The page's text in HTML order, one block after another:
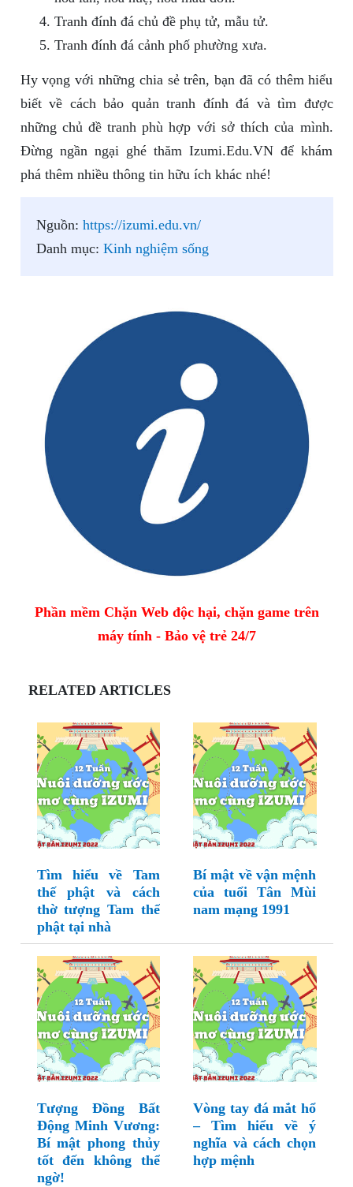
Tranh đính đá chủ đề phụ tử, mẫu tử.
Tranh đính đá cảnh phố phường xưa.
Hy vọng với những chia sẻ trên, bạn đã có thêm hiểu
biết về cách bảo quản tranh đính đá và tìm được
những chủ đề tranh phù hợp với sở thích của mình.
Đừng ngần ngại ghé thăm Izumi.Edu.VN để khám
phá thêm nhiều thông tin hữu ích khác nhé!
Nguồn: https://izumi.edu.vn/
Danh mục: Kinh nghiệm sống
Phần mềm Chặn Web độc hại, chặn game trên
máy tính - Bảo vệ trẻ 24/7
RELATED ARTICLES
Tìm hiểu về Tam
thế phật và cách
thờ tượng Tam thế
phật tại nhà
Bí mật về vận mệnh
của tuổi Tân Mùi
nam mạng 1991
Tượng Đồng Bất
Động Minh Vương:
Bí mật phong thủy
tốt đến không thể
ngờ!
Vòng tay đá mắt hổ
– Tìm hiểu về ý
nghĩa và cách chọn
hợp mệnh